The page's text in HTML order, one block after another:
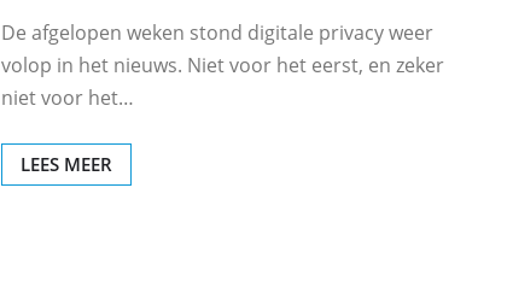
De afgelopen weken stond digitale privacy weer
volop in het nieuws. Niet voor het eerst, en zeker
niet voor het…
LEES MEER